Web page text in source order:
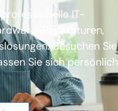
IT-
Reparaturen,
Besuchen Sie
Sie sich persönlich